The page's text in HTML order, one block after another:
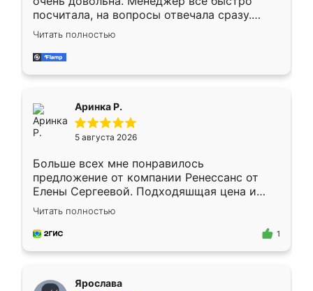
посчитала, на вопросы отвечала сразу.
Замерщик приехал в субботу, подошёл к
делу со всей ответственностью. Собрали
за день, ребята работали аккуратно, даже
Читать полностью
Аринка Р.
5 августа 2026
Больше всех мне понравилось
предложение от компании Ренессанс от
Елены Сергеевой. Подходяшщая цена и
короткие сроки изготовления. Приехавший
для замера сотрудник Владислав
предложил по моему эскизу самый
Читать полностью
1
Ярослава